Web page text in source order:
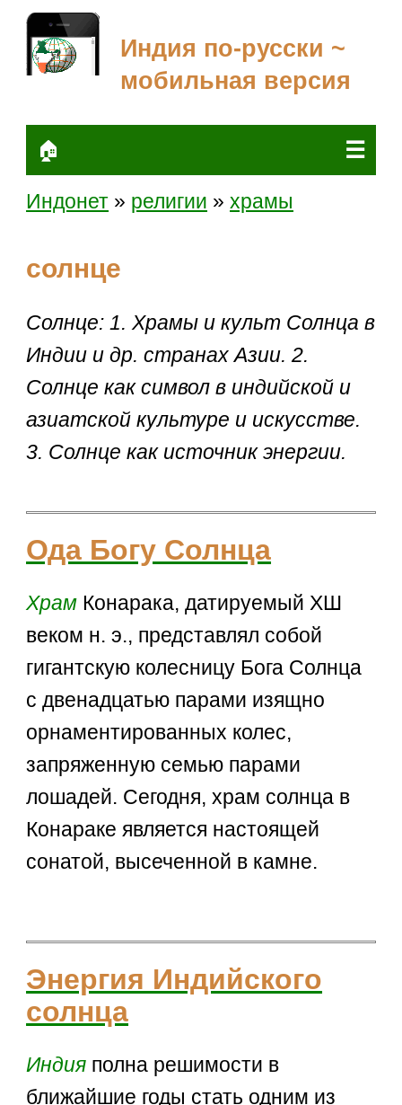
Индия по-русски ~
мобильная версия
🏠 ☰
Индонет » религии »храмы
солнце
Солнце: 1. Храмы и культ Солнца в
Индии и др. странах Азии. 2.
Солнце как символ в индийской и
азиатской культуре и искусстве.
3. Солнце как источник энергии.
Ода Богу Солнца
Храм Конарака, датируемый ХШ
веком н. э., представлял собой
гигантскую колесницу Бога Солнца
с двенадцатью парами изящно
орнаментированных колес,
запряженную семью парами
лошадей. Сегодня, храм солнца в
Конараке является настоящей
сонатой, высеченной в камне.
Энергия Индийского
солнца
Индия полна решимости в
ближайшие годы стать одним из